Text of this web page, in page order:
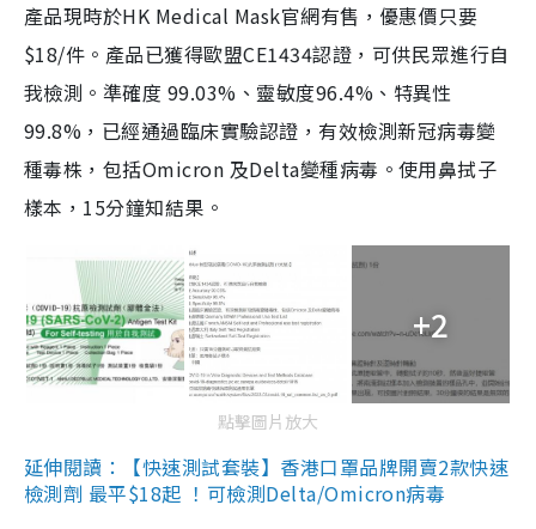
產品現時於HK Medical Mask官網有售，優惠價只要
$18/件。產品已獲得歐盟CE1434認證，可供民眾進行自
我檢測。準確度 99.03%、靈敏度96.4%、特異性
99.8%，已經通過臨床實驗認證，有效檢測新冠病毒變
種毒株，包括Omicron 及Delta變種病毒。使用鼻拭子
樣本，15分鐘知結果。
+2
點擊圖片放大
延伸閱讀：【快速測試套裝】香港口罩品牌開賣2款快速
檢測劑 最平$18起 ！可檢測Delta/Omicron病毒